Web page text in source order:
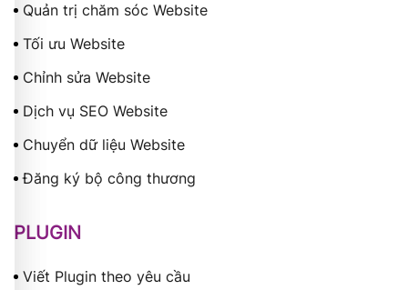
Quản trị chăm sóc Website
Tối ưu Website
Chỉnh sửa Website
Dịch vụ SEO Website
Chuyển dữ liệu Website
Đăng ký bộ công thương
PLUGIN
Viết Plugin theo yêu cầu